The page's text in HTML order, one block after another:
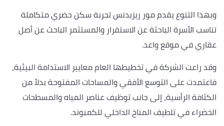
وبهذا التنوع يقدم مور ريزيدنس تجربة سكن حضري متكاملة
تناسب الأسرة الباحثة عن الاستقرار والمستثمر الباحث عن أصل
عقاري في موقع واعد.
وقد راعت الشركة في تخطيطها العام معايير الاستدامة البيئية،
فاعتمدت على التوسع الأفقي والمساحات المفتوحة بدلاً من
الكثافة الرأسية، إلى جانب توظيف عناصر المياه والمسطحات
الخضراء في تلطيف المناخ الداخلي للكمبوند.